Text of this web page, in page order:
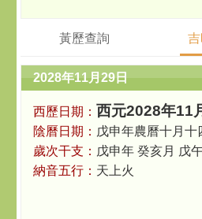
黃歷查詢
2028年11月29日
西歷日期： 西元2028年11
陰曆日期： 戊申年農曆十月十
歲次干支： 戊申年 癸亥月 戊
納音五行： 天上火